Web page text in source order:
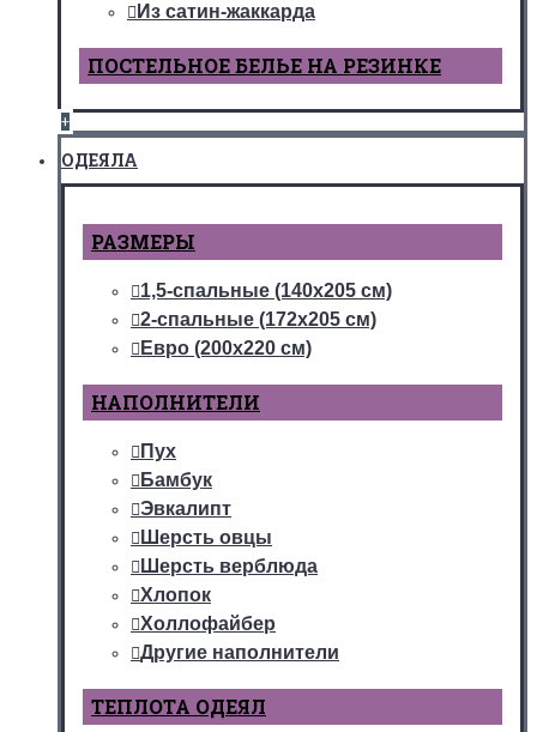
Из сатин-жаккарда
ПОСТЕЛЬНОЕ БЕЛЬЕ НА РЕЗИНКЕ
+
ОДЕЯЛА
РАЗМЕРЫ
1,5-спальные (140х205 см)
2-спальные (172х205 см)
Евро (200х220 см)
НАПОЛНИТЕЛИ
Пух
Бамбук
Эвкалипт
Шерсть овцы
Шерсть верблюда
Хлопок
Холлофайбер
Другие наполнители
ТЕПЛОТА ОДЕЯЛ